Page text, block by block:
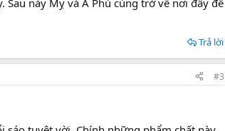
Trả lời
#3